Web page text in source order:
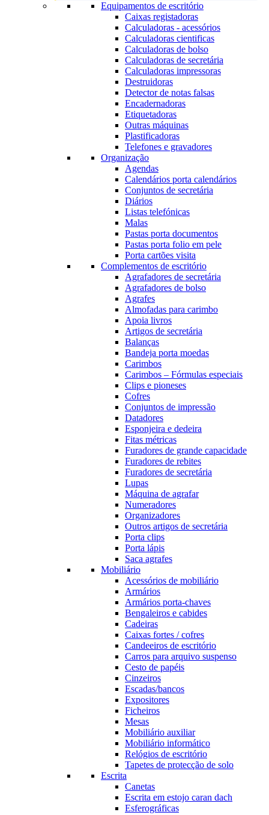
Equipamentos de escritório
Caixas registadoras
Calculadoras - acessórios
Calculadoras cientificas
Calculadoras de bolso
Calculadoras de secretária
Calculadoras impressoras
Destruidoras
Detector de notas falsas
Encadernadoras
Etiquetadoras
Outras máquinas
Plastificadoras
Telefones e gravadores
Organização
Agendas
Calendários porta calendários
Conjuntos de secretária
Diários
Listas telefónicas
Malas
Pastas porta documentos
Pastas porta folio em pele
Porta cartões visita
Complementos de escritório
Agrafadores de secretária
Agrafadores de bolso
Agrafes
Almofadas para carimbo
Apoia livros
Artigos de secretária
Balanças
Bandeja porta moedas
Carimbos
Carimbos – Fórmulas especiais
Clips e pioneses
Cofres
Conjuntos de impressão
Datadores
Esponjeira e dedeira
Fitas métricas
Furadores de grande capacidade
Furadores de rebites
Furadores de secretária
Lupas
Máquina de agrafar
Numeradores
Organizadores
Outros artigos de secretária
Porta clips
Porta lápis
Saca agrafes
Mobiliário
Acessórios de mobiliário
Armários
Armários porta-chaves
Bengaleiros e cabides
Cadeiras
Caixas fortes / cofres
Candeeiros de escritório
Carros para arquivo suspenso
Cesto de papéis
Cinzeiros
Escadas/bancos
Expositores
Ficheiros
Mesas
Mobiliário auxiliar
Mobiliário informático
Relógios de escritório
Tapetes de protecção de solo
Escrita
Canetas
Escrita em estojo caran dach
Esferográficas